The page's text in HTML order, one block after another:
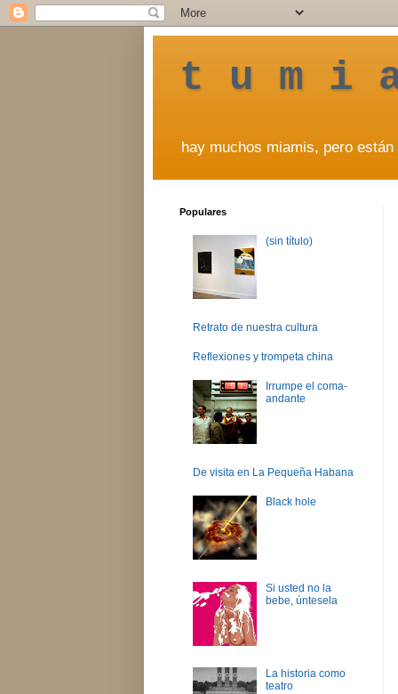
t u m i
hay muchos miamis, pero están
Populares
(sin título)
Retrato de nuestra cultura
Reflexiones y trompeta china
Irrumpe el coma-
andante
De visita en La Pequeña Habana
Black hole
Si usted no la
bebe, úntesela
La historia como
teatro